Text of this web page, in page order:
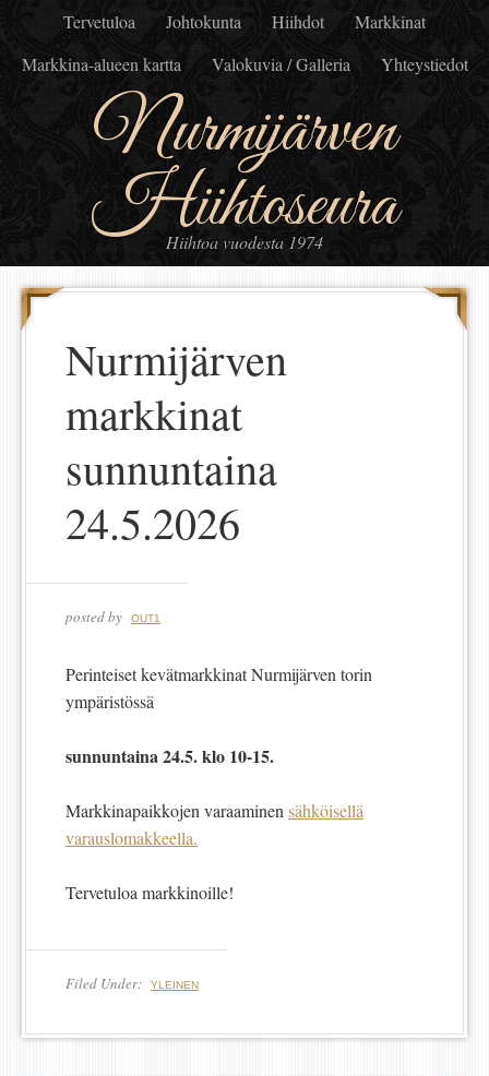
Tervetuloa Johtokunta Hiihdot
Markkinat
Markkina-alueen kartta
Valokuvia / Galleria Yhteystiedot
Nurmijärven
Hiihtoseura
Hiihtoa vuodesta 1974
Nurmijärven
markkinat
sunnuntaina
24.5.2026
posted by OUT1
Perinteiset kevätmarkkinat Nurmijärven torin
ympäristössä
sunnuntaina 24.5. klo 10-15.
Markkinapaikkojen varaaminen sähköisellä
varauslomakkeella.
Tervetuloa markkinoille!
Filed Under: YLEINEN